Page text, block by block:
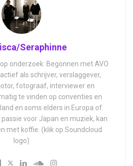
Seraphinne
onderzoek. Begonnen met AVO
als schrijver, verslaggever,
fotograaf, interviewer en
te vinden op conventies en
en soms elders in Europa of
voor Japan en muziek, kan
met koffie. (klik op Soundcloud
logo)